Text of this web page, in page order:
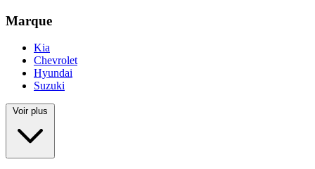
Marque
Kia
Chevrolet
Hyundai
Suzuki
Voir plus